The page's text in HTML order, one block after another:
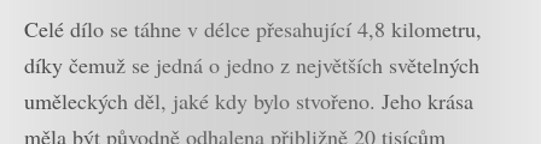
Celé dílo se táhne v délce přesahující 4,8 kilometru,
díky čemuž se jedná o jedno z největších světelných
uměleckých děl, jaké kdy bylo stvořeno. Jeho krása
měla být původně odhalena přibližně 20 tisícům